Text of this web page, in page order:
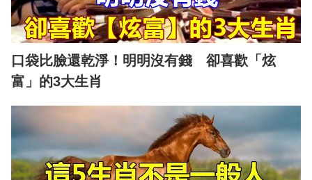
口袋比臉還乾淨！明明沒有錢 卻喜歡「炫
富」的3大生肖